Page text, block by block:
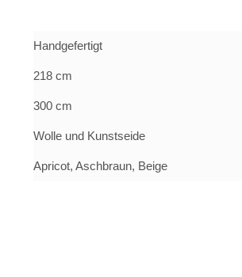
Handgefertigt
218 cm
300 cm
Wolle und Kunstseide
Apricot, Aschbraun, Beige